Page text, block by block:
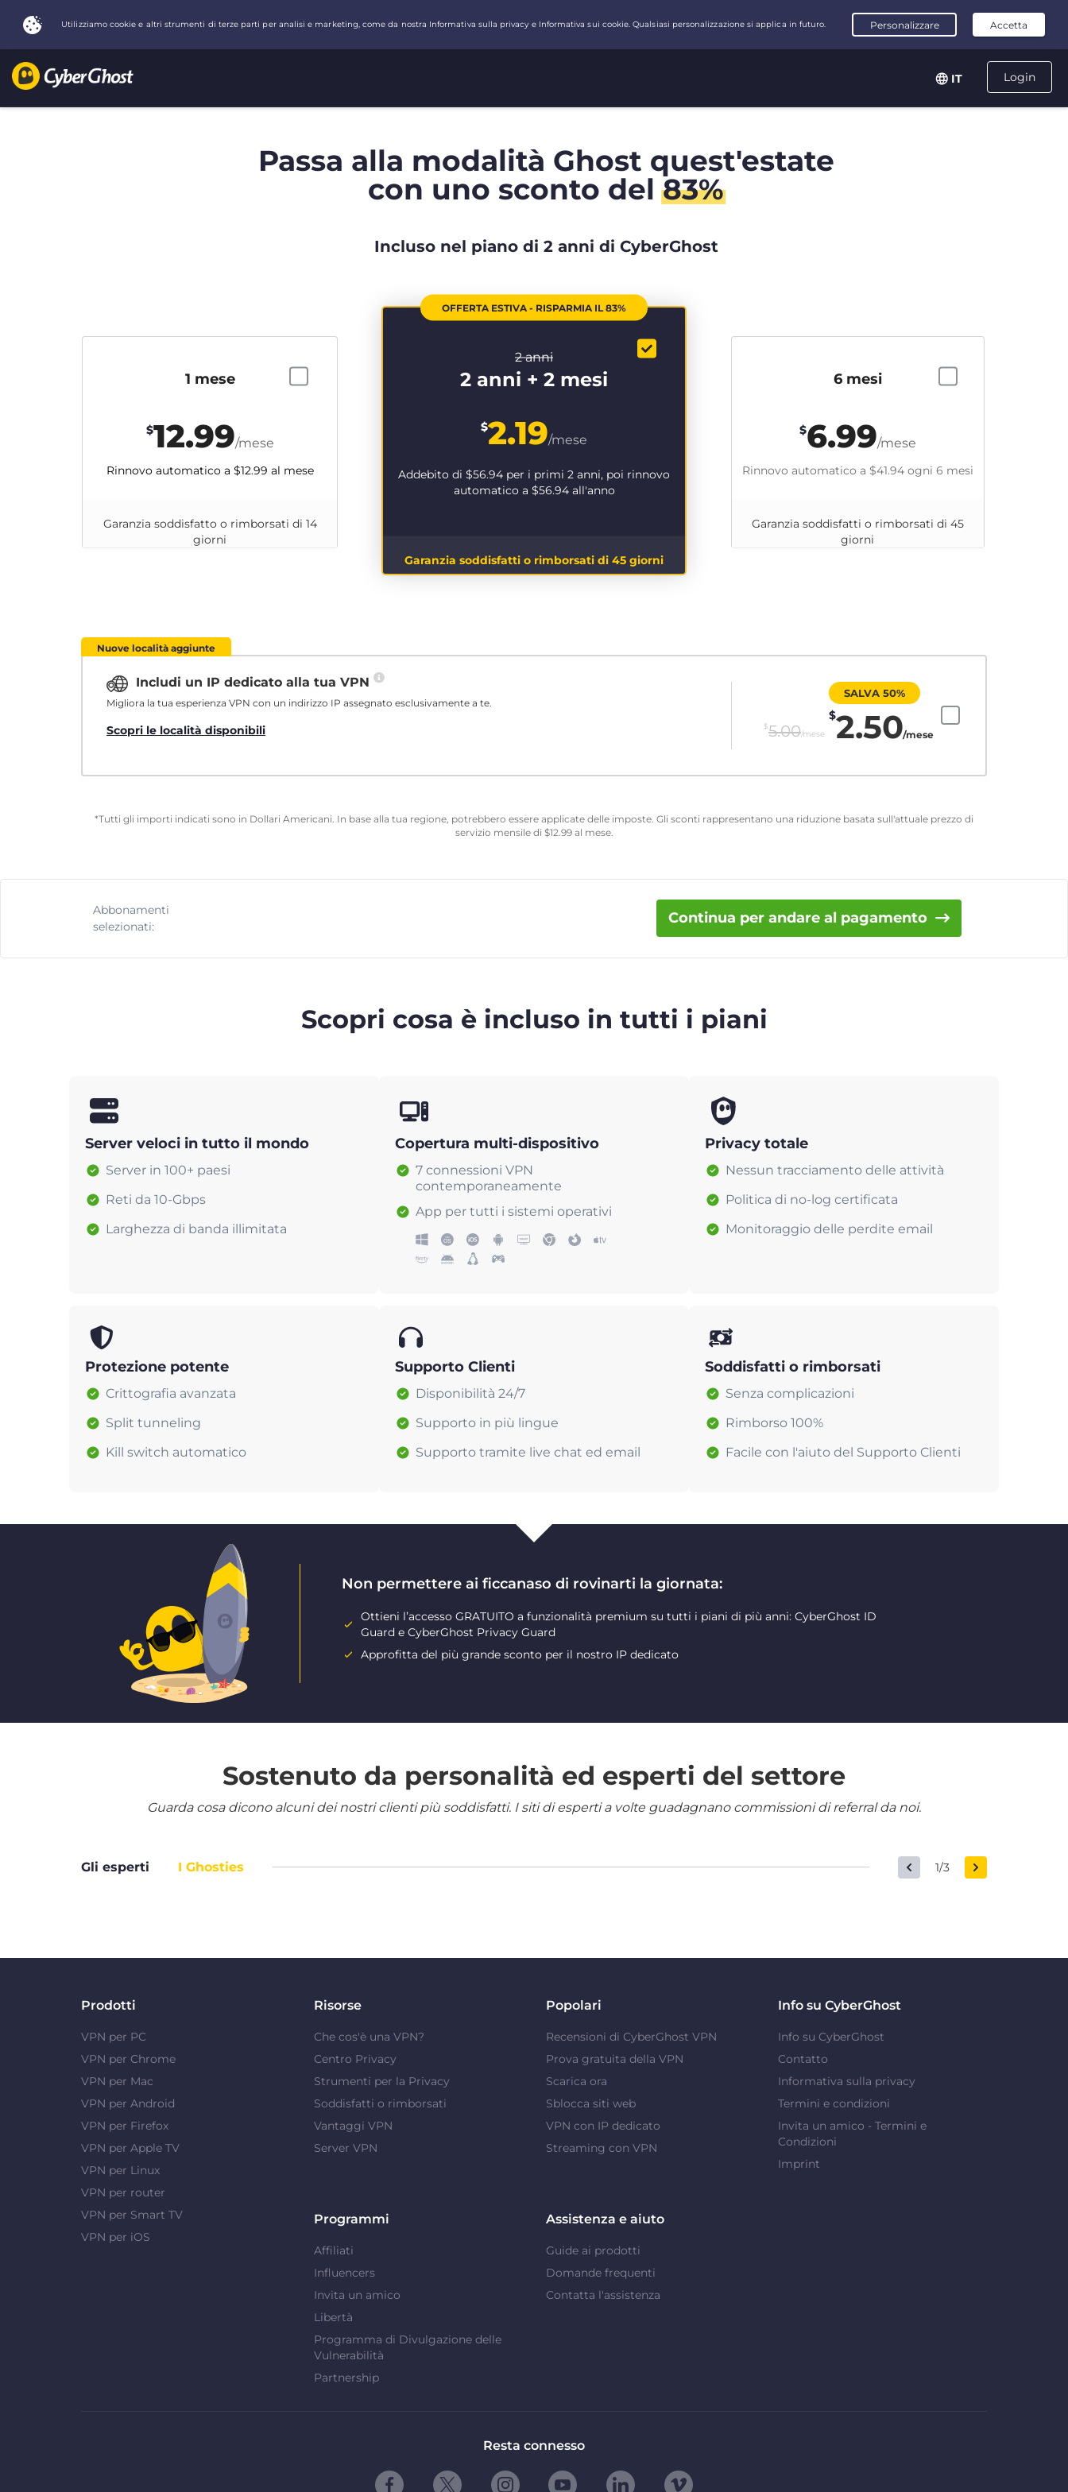
Login
IT
Passa alla modalità Ghost quest'estate
con uno sconto del83%
Incluso nel piano di 2 anni di CyberGhost
OFFERTA ESTIVA - RISPARMIA IL 83%
2 anni
2 anni + 2 mesi
$2.19/mese
Addebito di $56.94 per i primi 2 anni, poi rinnovo
automatico a $56.94all'anno
Garanzia soddisfatti o rimborsati di 45 giorni
6 mesi
$6.99/mese
Rinnovo automatico a $41.94ogni 6 mesi
Garanzia soddisfatti o rimborsati di 45
giorni
1 mese
$12.99/mese
Rinnovo automatico a $12.99 al mese
Garanzia soddisfatto o rimborsati di 14
giorni
Nuove località aggiunte
Includi un IP dedicato alla tua VPN
Migliora la tua esperienza VPN con un indirizzo IP assegnato esclusivamente a te.
Scopri le località disponibili $5.00/mese
SALVA 50%
$2.50/mese
*Tutti gli importi indicati sono in Dollari Americani. In base alla tua regione, potrebbero essere applicate delle imposte. Gli sconti rappresentano una riduzione basata sull'attuale prezzo di
servizio mensile di $12.99al mese.
Abbonamenti
selezionati:
Continua per andare al pagamento
Scopri cosa è incluso in tutti i piani
Server veloci in tutto il mondo
Server in 100+ paesi
Reti da 10-Gbps
Larghezza di banda illimitata
Copertura multi-dispositivo
7 connessioni VPN
contemporaneamente
App per tutti i sistemi operativi
Privacy totale
Nessun tracciamento delle attività
Politica di no-log certificata
Monitoraggio delle perdite email
Protezione potente
Crittografia avanzata
Split tunneling
Kill switch automatico
Supporto Clienti
Disponibilità 24/7
Supporto in più lingue
Supporto tramite live chat ed email
Soddisfatti o rimborsati
Senza complicazioni
Rimborso 100%
Facile con l'aiuto del Supporto Clienti
Non permettere ai ficcanaso di rovinarti la giornata:
Ottieni l’accesso GRATUITO a funzionalità premium su tutti i piani di più anni: CyberGhost ID
Guard e CyberGhost Privacy Guard
Approfitta del più grande sconto per il nostro IP dedicato
Sostenuto da personalità ed esperti del settore
Guarda cosa dicono alcuni dei nostri clienti più soddisfatti. I siti di esperti a volte guadagnano commissioni di referral da noi.
Gli esperti I Ghosties 1/3
Prodotti
VPN per PC
VPN per Chrome
VPN per Mac
VPN per Android
VPN per Firefox
VPN per Apple TV
VPN per Linux
VPN per router
VPN per Smart TV
VPN per iOS
Risorse
Che cos'è una VPN?
Centro Privacy
Strumenti per la Privacy
Soddisfatti o rimborsati
Vantaggi VPN
Server VPN
Popolari
Recensioni di CyberGhost VPN
Prova gratuita della VPN
Scarica ora
Sblocca siti web
VPN con IP dedicato
Streaming con VPN
Info su CyberGhost
Info su CyberGhost
Contatto
Informativa sulla privacy
Termini e condizioni
Invita un amico - Termini e
Condizioni
Imprint
Programmi
Affiliati
Influencers
Invita un amico
Libertà
Programma di Divulgazione delle
Vulnerabilità
Partnership
Assistenza e aiuto
Guide ai prodotti
Domande frequenti
Contatta l'assistenza
Resta connesso